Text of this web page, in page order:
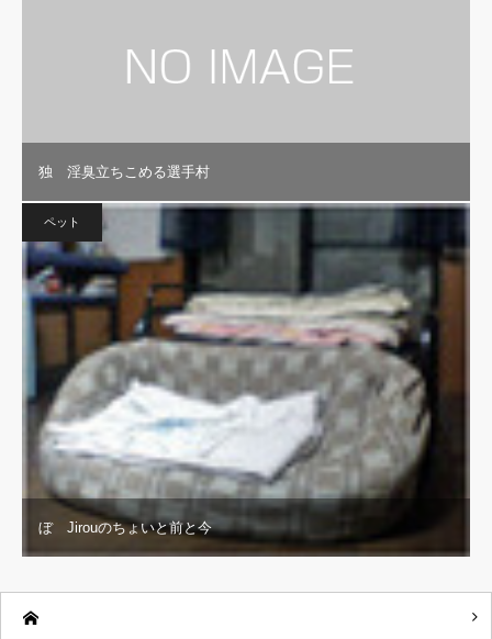
独 淫臭立ちこめる選手村
ペット
ぼ Jirouのちょいと前と今